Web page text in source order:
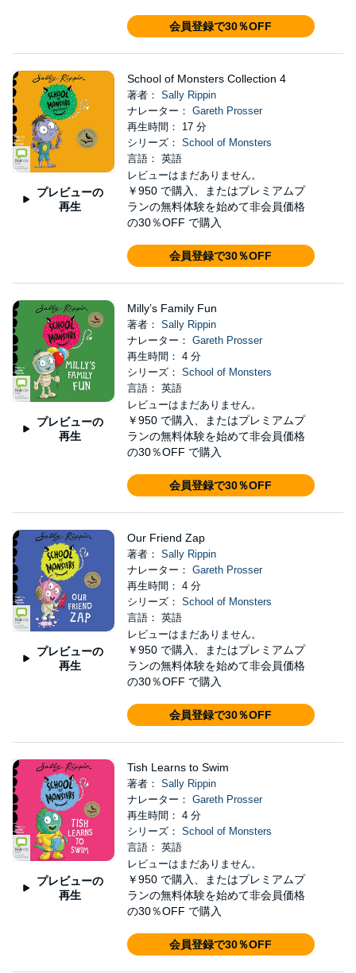
会員登録で30％OFF
プレビューの
再生
School of Monsters Collection 4
著者： Sally Rippin
ナレーター： Gareth Prosser
再生時間： 17 分
シリーズ： School of Monsters
言語： 英語
レビューはまだありません。
￥950 で購入、またはプレミアムプ
ランの無料体験を始めて非会員価格
の30％OFF で購入
会員登録で30％OFF
プレビューの
再生
Milly’s Family Fun
著者： Sally Rippin
ナレーター： Gareth Prosser
再生時間： 4 分
シリーズ： School of Monsters
言語： 英語
レビューはまだありません。
￥950 で購入、またはプレミアムプ
ランの無料体験を始めて非会員価格
の30％OFF で購入
会員登録で30％OFF
プレビューの
再生
Our Friend Zap
著者： Sally Rippin
ナレーター： Gareth Prosser
再生時間： 4 分
シリーズ： School of Monsters
言語： 英語
レビューはまだありません。
￥950 で購入、またはプレミアムプ
ランの無料体験を始めて非会員価格
の30％OFF で購入
会員登録で30％OFF
プレビューの
再生
Tish Learns to Swim
著者： Sally Rippin
ナレーター： Gareth Prosser
再生時間： 4 分
シリーズ： School of Monsters
言語： 英語
レビューはまだありません。
￥950 で購入、またはプレミアムプ
ランの無料体験を始めて非会員価格
の30％OFF で購入
会員登録で30％OFF